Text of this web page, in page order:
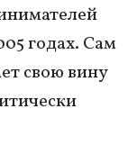
годах. Сам
свою вину